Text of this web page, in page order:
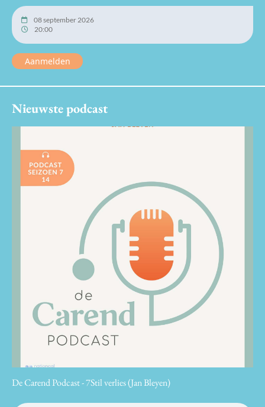
08 september 2026
20:00
Aanmelden
Nieuwste podcast
De Carend Podcast - 7Stil verlies (Jan Bleyen)